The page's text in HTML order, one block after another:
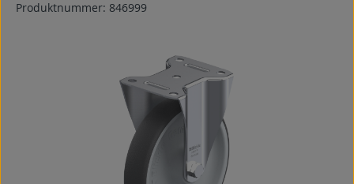
Produktnummer: 846999